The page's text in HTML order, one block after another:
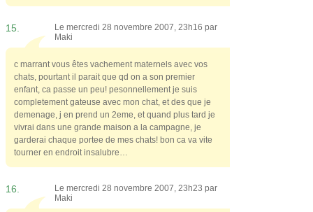
15.
Le mercredi 28 novembre 2007, 23h16 par
Maki
c marrant vous êtes vachement maternels avec vos
chats, pourtant il parait que qd on a son premier
enfant, ca passe un peu! pesonnellement je suis
completement gateuse avec mon chat, et des que je
demenage, j en prend un 2eme, et quand plus tard je
vivrai dans une grande maison a la campagne, je
garderai chaque portee de mes chats! bon ca va vite
tourner en endroit insalubre…
16.
Le mercredi 28 novembre 2007, 23h23 par
Maki